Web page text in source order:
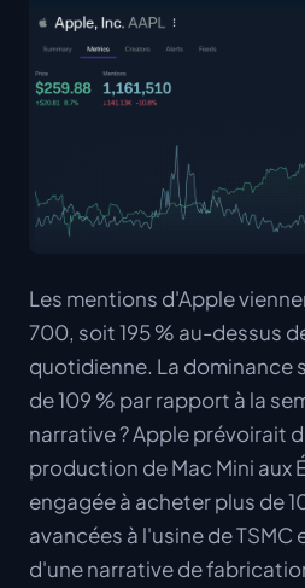
Les mentions d'Apple
700, soit 195 % au-dessus
quotidienne. La dominance
de 109 % par rapport à la
narrative ? Apple prévoirait
production de Mac Mini aux
engagée à acheter plus de
avancées à l'usine de TSMC
d'une narrative de